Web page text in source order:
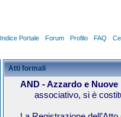
Indice Portale Forum Profilo FAQ
Atti formali
AND - Azzardo e Nuove
associativo, si è